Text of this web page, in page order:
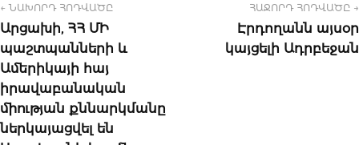
← ՆԱԽՈՐԴ ՀՈԴՎԱԾԸ
Արցախի, ՀՀ ՄԻ
պաշտպանների և
Ամերիկայի հայ
իրավաբանական
միության քննարկմանը
ներկայացվել են
ՀԱՋՈՐԴ ՀՈԴՎԱԾԸ →
Էրդողանն այսօր
կայցելի Ադրբեջան